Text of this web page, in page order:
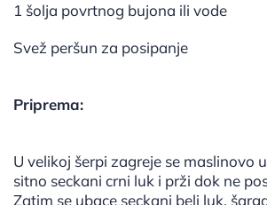
1 šolja povrtnog bujona ili vode
Svež peršun za posipanje
Priprema:
U velikoj šerpi zagreje se maslinovo
sitno seckani crni luk i prži dok ne
Zatim se ubace seckani beli luk,